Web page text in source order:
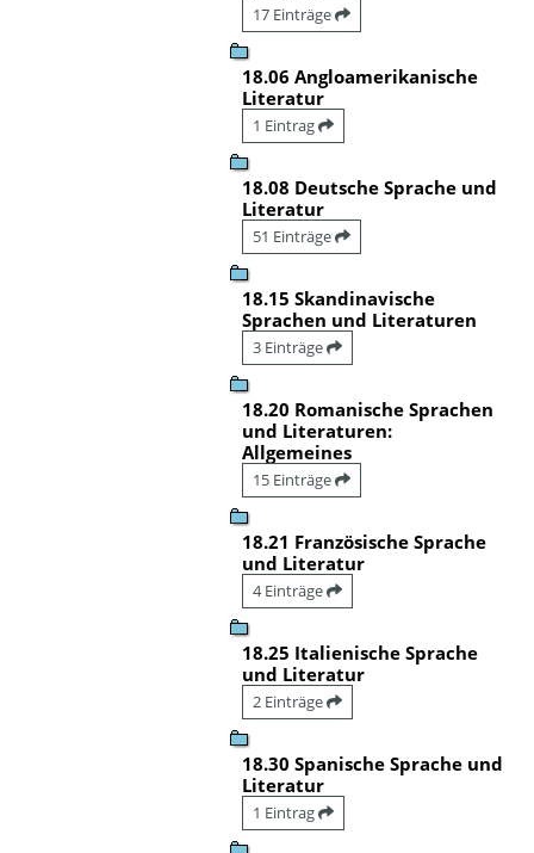
17 Einträge
18.06 Angloamerikanische
Literatur
1 Eintrag
18.08 Deutsche Sprache und
Literatur
51 Einträge
18.15 Skandinavische
Sprachen und Literaturen
3 Einträge
18.20 Romanische Sprachen
und Literaturen:
Allgemeines
15 Einträge
18.21 Französische Sprache
und Literatur
4 Einträge
18.25 Italienische Sprache
und Literatur
2 Einträge
18.30 Spanische Sprache und
Literatur
1 Eintrag